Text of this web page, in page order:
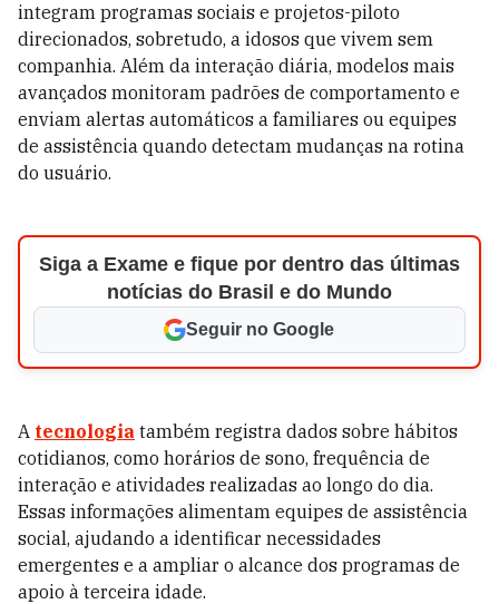
integram programas sociais e projetos-piloto
direcionados, sobretudo, a idosos que vivem sem
companhia. Além da interação diária, modelos mais
avançados monitoram padrões de comportamento e
enviam alertas automáticos a familiares ou equipes
de assistência quando detectam mudanças na rotina
do usuário.
Siga a Exame e fique por dentro das últimas
notícias do Brasil e do Mundo
Seguir no Google
A tecnologia também registra dados sobre hábitos
cotidianos, como horários de sono, frequência de
interação e atividades realizadas ao longo do dia.
Essas informações alimentam equipes de assistência
social, ajudando a identificar necessidades
emergentes e a ampliar o alcance dos programas de
apoio à terceira idade.